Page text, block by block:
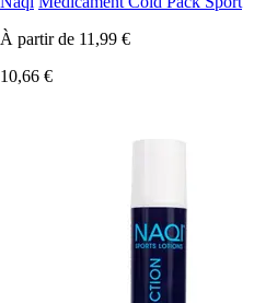
À partir de 11,99 €
10,66 €